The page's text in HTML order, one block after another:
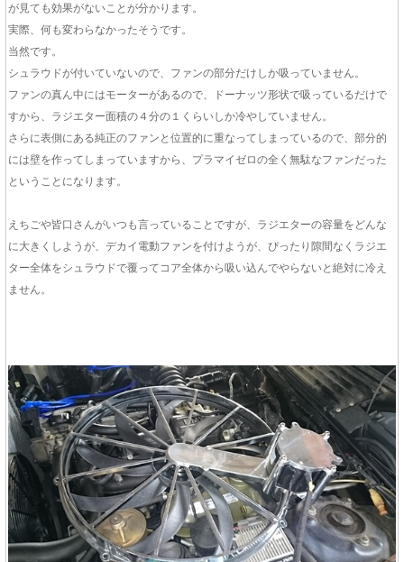
が見ても効果がないことが分かります。
実際、何も変わらなかったそうです。
当然です。
シュラウドが付いていないので、ファンの部分だけしか吸っていません。
ファンの真ん中にはモーターがあるので、ドーナッツ形状で吸っているだけで
すから、ラジエター面積の４分の１くらいしか冷やしていません。
さらに表側にある純正のファンと位置的に重なってしまっているので、部分的
には壁を作ってしまっていますから、プラマイゼロの全く無駄なファンだった
ということになります。
えちごや皆口さんがいつも言っていることですが、ラジエターの容量をどんな
に大きくしようが、デカイ電動ファンを付けようが、ぴったり隙間なくラジエ
ター全体をシュラウドで覆ってコア全体から吸い込んでやらないと絶対に冷え
ません。